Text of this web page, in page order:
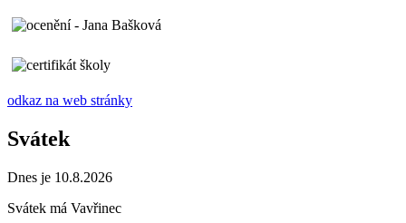
odkaz na web stránky
Svátek
Dnes je 10.8.2026
Svátek má Vavřinec